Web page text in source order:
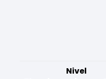
Nivel